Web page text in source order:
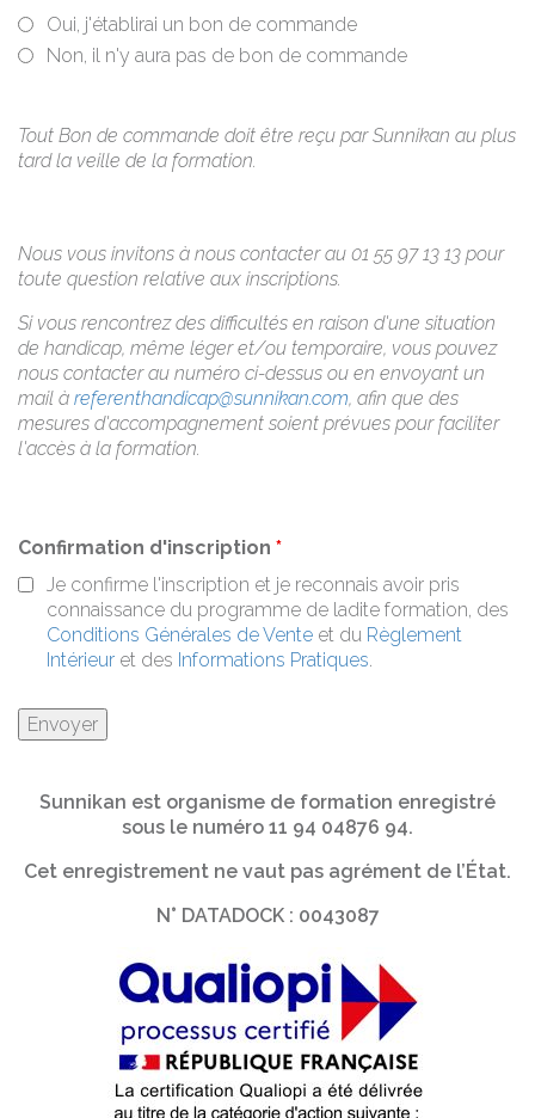
Oui, j'établirai un bon de commande
Non, il n'y aura pas de bon de commande
Tout Bon de commande doit être reçu par Sunnikan au plus
tard la veille de la formation.
Nous vous invitons à nous contacter au 01 55 97 13 13 pour
toute question relative aux inscriptions.
Si vous rencontrez des difficultés en raison d'une situation
de handicap, même léger et/ou temporaire, vous pouvez
nous contacter au numéro ci-dessus ou en envoyant un
mail à referenthandicap@sunnikan.com, afin que des
mesures d'accompagnement soient prévues pour faciliter
l'accès à la formation.
Confirmation d'inscription *
Je confirme l'inscription et je reconnais avoir pris
connaissance du programme de ladite formation, des
Conditions Générales de Vente et du Règlement
Intérieur et des Informations Pratiques
Sunnikan est organisme de formation enregistré
sous le numéro 11 94 04876 94.
Cet enregistrement ne vaut pas agrément de l’État.
N° DATADOCK : 0043087